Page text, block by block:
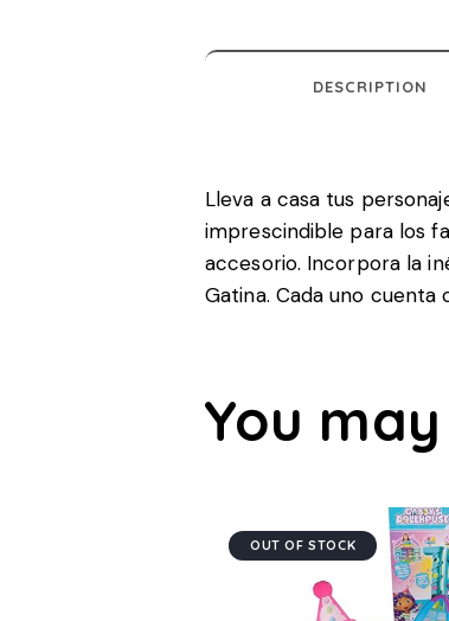
DESCRIPTION
Lleva a casa tus
imprescindible para los
accesorio. Incorpora la
Gatina. Cada uno cuenta
You
OUT OF STOCK